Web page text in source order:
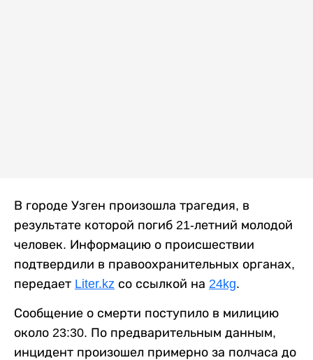
В городе Узген произошла трагедия, в
результате которой погиб 21-летний молодой
человек. Информацию о происшествии
подтвердили в правоохранительных органах,
передает Liter.kz со ссылкой на 24kg.
Сообщение о смерти поступило в милицию
около 23:30. По предварительным данным,
инцидент произошел примерно за полчаса до